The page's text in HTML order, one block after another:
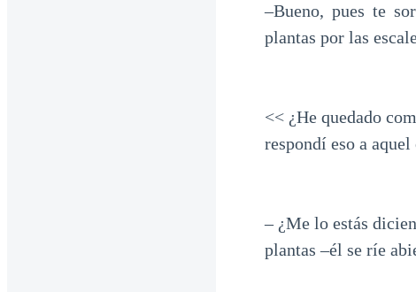
–Bueno, pues te
plantas por las
<< ¿He quedado
respondí eso a
– ¿Me lo estás
plantas –él se ríe